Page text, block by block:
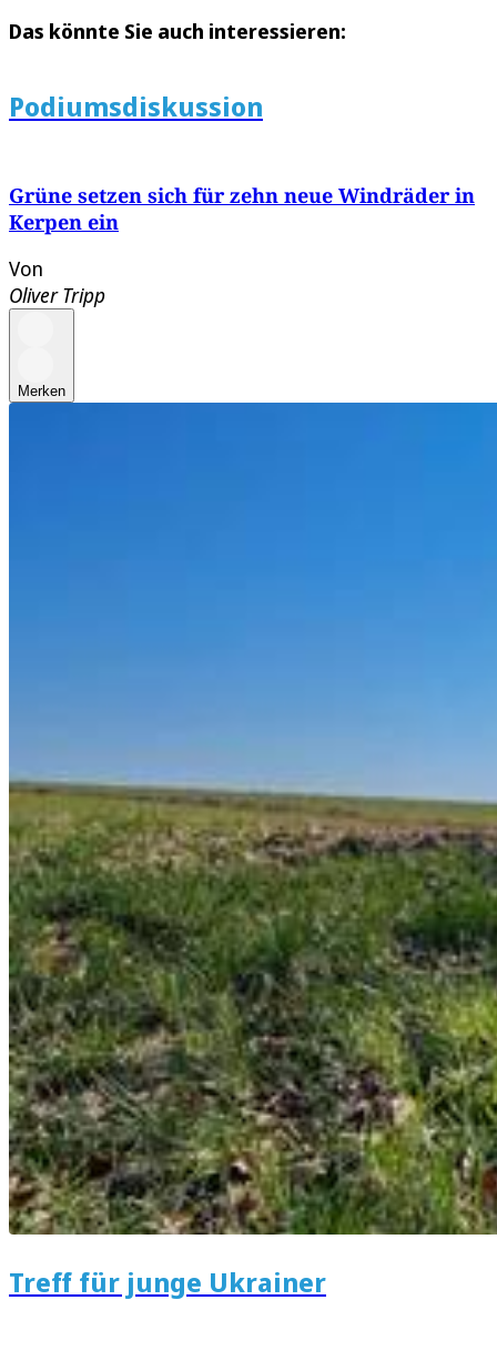
Das könnte Sie auch interessieren:
Podiumsdiskussion
Grüne setzen sich für zehn neue Windräder in
Kerpen ein
Von
Oliver Tripp
Merken
Treff für junge Ukrainer